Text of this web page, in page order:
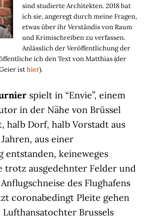
sind studierte Architekten. 2018 bat
ich sie, angeregt durch meine Fragen,
etwas über ihr Verständis von Raum
und Krimischreiben zu verfassen.
Anlässlich der Veröffentlichung der
ich den Text von Matthias (der
isthier).
spielt in “Envie”, einem
in der Nähe von Brüssel
halb Dorf, halb Vorstadt aus
aus einer
entstanden, keineweges
trotz ausgedehnter Felder und
des Flughafens
coronabedingt Pleite gehen
Brussels